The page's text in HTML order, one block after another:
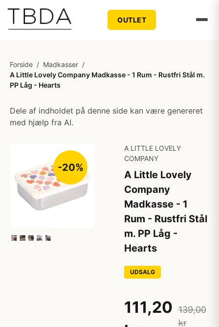
OUTLET
Forside / Madkasser /
A Little Lovely Company Madkasse - 1 Rum - Rustfri Stål m.
PP Låg - Hearts
Dele af indholdet på denne side kan være genereret
med hjælp fra AI.
-20%
A LITTLE LOVELY
COMPANY
A Little Lovely
Company
Madkasse - 1
Rum - Rustfri Stål
m. PP Låg -
Hearts
UDSALG
111,20
139,00
kr